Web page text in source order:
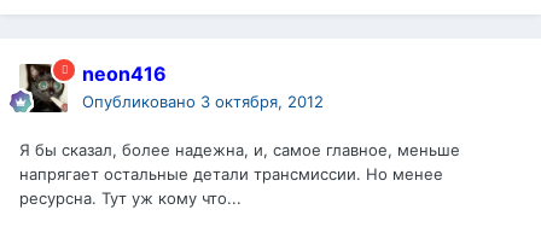
neon416
Опубликовано 3 октября, 2012
Я бы сказал, более надежна, и, самое главное, меньше
напрягает остальные детали трансмиссии. Но менее
ресурсна. Тут уж кому что...